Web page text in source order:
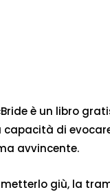
è un libro
di
avvincente.
giù, la